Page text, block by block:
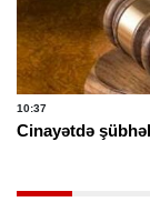
10:37
Cinayətdə